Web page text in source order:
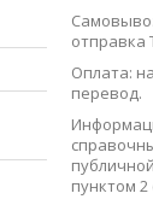
отправка
Оплата:
перевод.
пунктом 2